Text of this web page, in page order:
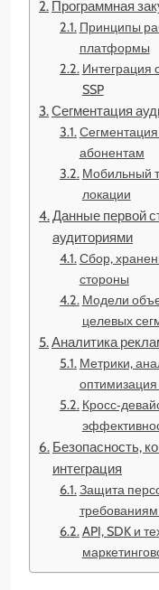
Программная
Принципы
платформы
Интеграция
SSP
Сегментация
Сегментация
абонентам
Мобильный
локации
Данные первой
аудиториями
Сбор,
стороны
Модели
целевых
Аналитика
Метрики,
Безопасность,
интеграция
Защита
требованиям
API, SDK и